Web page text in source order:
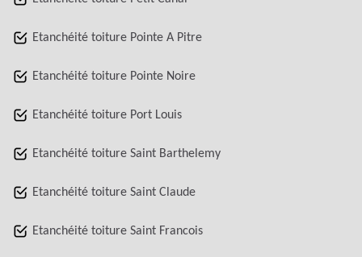
Etanchéité toiture Pointe A Pitre
Etanchéité toiture Pointe Noire
Etanchéité toiture Port Louis
Etanchéité toiture Saint Barthelemy
Etanchéité toiture Saint Claude
Etanchéité toiture Saint Francois